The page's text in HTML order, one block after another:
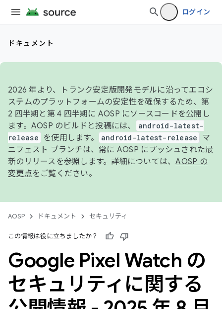
ログイン
ドキュメント
2026 年より、トランク安定版開発モデルに沿ってエコシ
ステムのプラットフォームの安定性を確保するため、第
2 四半期と第 4 四半期に AOSP にソースコードを公開し
ます。AOSP のビルドと投稿には、
android-latest-
release
を使用します。 android-latest-release
マ
ニフェスト ブランチは、常に AOSP にプッシュされた最
新のリリースを参照します。詳細については、AOSP の
変更点をご覧ください。
AOSP ドキュメント セキュリティ
この情報は役に立ちましたか？
Google Pixel Watch の
セキュリティに関する